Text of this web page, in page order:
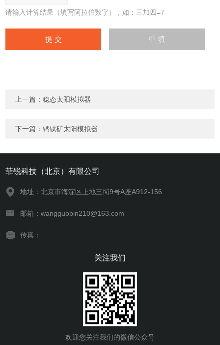
请输入计算结果（填写阿拉伯数字），如：三加四=7
上一篇：稳态太阳模拟器
下一篇：钙钛矿太阳模拟器
菲锐科技（北京）有限公司
地址：北京市海淀区上地三街9号A座A912-156
邮箱：wangguobin210@163.com
传真：
关注我们
欢迎您关注我们的微信公众号